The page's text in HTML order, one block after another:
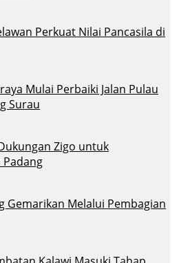
Perkuat Nilai Pancasila di
Mulai Perbaiki Jalan Pulau
Surau
Zigo untuk
Gemarikan Melalui Pembagian